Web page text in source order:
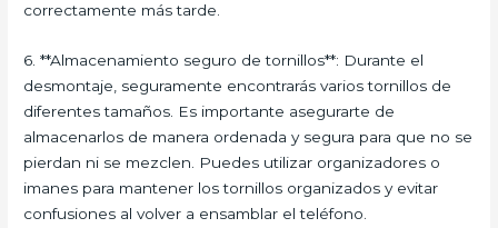
correctamente más tarde.
6. **Almacenamiento seguro de tornillos**: Durante el
desmontaje, seguramente encontrarás varios tornillos de
diferentes tamaños. Es importante asegurarte de
almacenarlos de manera ordenada y segura para que no se
pierdan ni se mezclen. Puedes utilizar organizadores o
imanes para mantener los tornillos organizados y evitar
confusiones al volver a ensamblar el teléfono.